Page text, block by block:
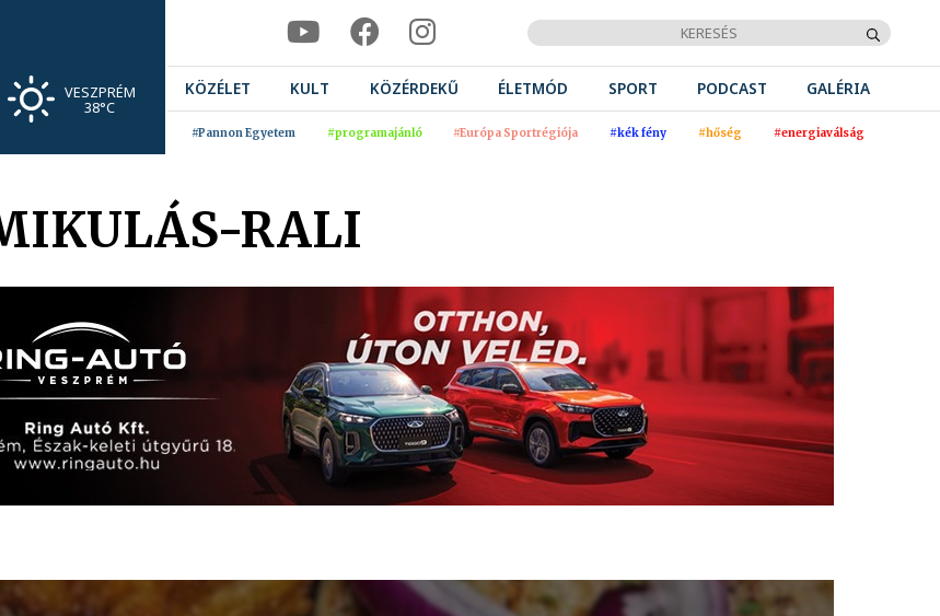
VESZPRÉM
38°C
KÖZÉLET KULT KÖZÉRDEKŰ ÉLETMÓD SPORT PODCAST GALÉRIA
#Pannon Egyetem #programajánló #Európa Sportrégiója #kék fény #hőség #energiaválság
RALI